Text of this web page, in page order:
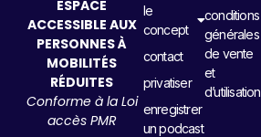
ESPACE
ACCESSIBLE AUX
PERSONNES À
MOBILITÉS
RÉDUITES
Conforme à la Loi
accès PMR
le
concept
contact
privatiser
enregistrer
un podcast
conditions
générales
de vente
et
d’utilisation